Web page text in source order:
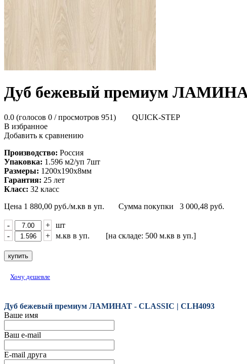
Дуб бежевый премиум
0.0 (голосов 0 / просмотров 951)
QUICK-STEP
В избранное
Добавить к сравнению
Производство: Россия
Упаковка: 1.596 м2/уп 7шт
Размеры: 1200х190х8мм
Гарантия: 25 лет
Класс: 32 класс
Цена 1 880,00 руб./м.кв в уп. Сумма покупки 3 000,48 руб.
- +
шт
-
+ м.кв в уп. [на складе: 500 м.кв в уп.]
Хочу дешевле
Дуб бежевый премиум ЛАМИНАТ - CLASSIC | CLH4093
Ваше имя
Ваш e-mail
E-mail друга